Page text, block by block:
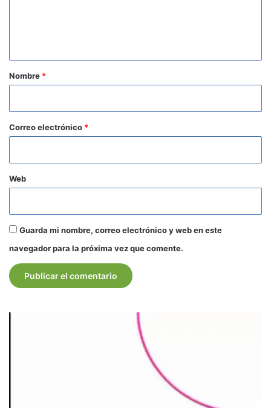
r
*
Nombre *
Correo electrónico *
Web
Guarda mi nombre, correo electrónico y web en este
navegador para la próxima vez que comente.